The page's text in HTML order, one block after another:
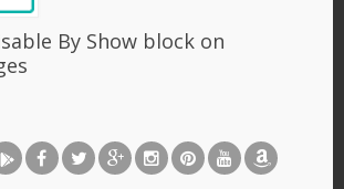
By Show block on